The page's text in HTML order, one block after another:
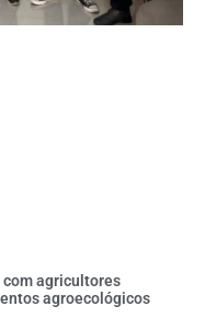
agricultores
agroecológicos